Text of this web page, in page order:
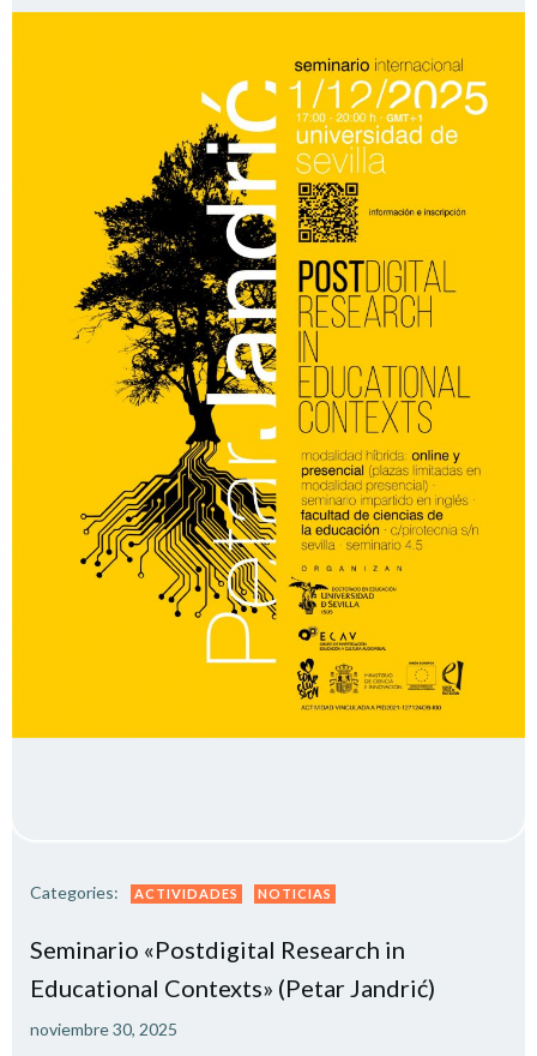
Categories: ACTIVIDADES NOTICIAS
Seminario «Postdigital Research in
Educational Contexts» (Petar Jandrić)
noviembre 30, 2025